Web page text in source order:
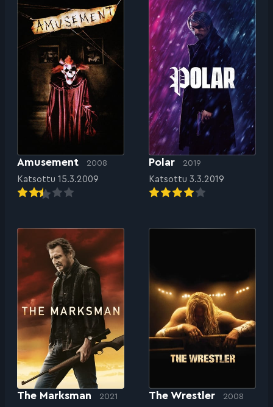
Amusement 2008
Katsottu 15.3.2009
Polar 2019
Katsottu 3.3.2019
The Marksman 2021 The Wrestler 2008